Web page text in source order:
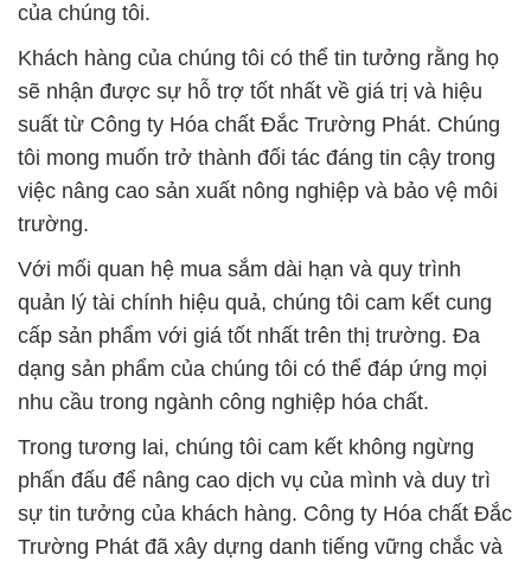
của chúng tôi.
Khách hàng của chúng tôi có thể tin tưởng rằng họ
sẽ nhận được sự hỗ trợ tốt nhất về giá trị và hiệu
suất từ Công ty Hóa chất Đắc Trường Phát. Chúng
tôi mong muốn trở thành đối tác đáng tin cậy trong
việc nâng cao sản xuất nông nghiệp và bảo vệ môi
trường.
Với mối quan hệ mua sắm dài hạn và quy trình
quản lý tài chính hiệu quả, chúng tôi cam kết cung
cấp sản phẩm với giá tốt nhất trên thị trường. Đa
dạng sản phẩm của chúng tôi có thể đáp ứng mọi
nhu cầu trong ngành công nghiệp hóa chất.
Trong tương lai, chúng tôi cam kết không ngừng
phấn đấu để nâng cao dịch vụ của mình và duy trì
sự tin tưởng của khách hàng. Công ty Hóa chất Đắc
Trường Phát đã xây dựng danh tiếng vững chắc và